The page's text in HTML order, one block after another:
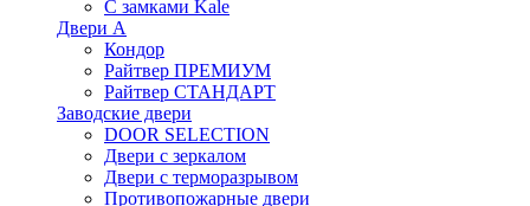
С замками Kale
Двери А
Кондор
Райтвер ПРЕМИУМ
Райтвер СТАНДАРТ
Заводские двери
DOOR SELECTION
Двери с зеркалом
Двери с терморазрывом
Противопожарные двери